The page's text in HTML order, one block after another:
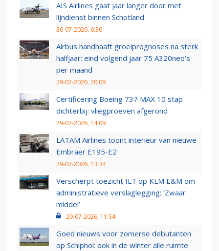
AIS Airlines gaat jaar langer door met
lijndienst binnen Schotland
30-07-2026, 6:30
Airbus handhaaft groeiprognoses na sterk
halfjaar: eind volgend jaar 75 A320neo’s
per maand
29-07-2026, 20:09
Certificering Boeing 737 MAX 10 stap
dichterbij: vliegproeven afgerond
29-07-2026, 14:09
LATAM Airlines toont interieur van nieuwe
Embraer E195-E2
29-07-2026, 13:34
Verscherpt toezicht ILT op KLM E&M om
administratieve verslaglegging: ‘Zwaar
middel’
29-07-2026, 11:54
Goed nieuws voor zomerse debutanten
op Schiphol: ook in de winter alle ruimte